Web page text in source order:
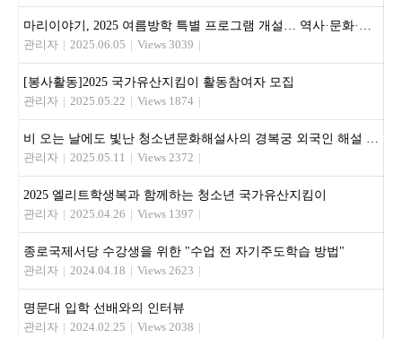
마리이야기, 2025 여름방학 특별 프로그램 개설… 역사·문화·영어 융합 교육 제공
관리자 | 2025.06.05 | Views 3039 |
[봉사활동]2025 국가유산지킴이 활동참여자 모집
관리자 | 2025.05.22 | Views 1874 |
비 오는 날에도 빛난 청소년문화해설사의 경복궁 외국인 해설 활동
관리자 | 2025.05.11 | Views 2372 |
2025 엘리트학생복과 함께하는 청소년 국가유산지킴이
관리자 | 2025.04.26 | Views 1397 |
종로국제서당 수강생을 위한 "수업 전 자기주도학습 방법"
관리자 | 2024.04.18 | Views 2623 |
명문대 입학 선배와의 인터뷰
관리자 | 2024.02.25 | Views 2038 |